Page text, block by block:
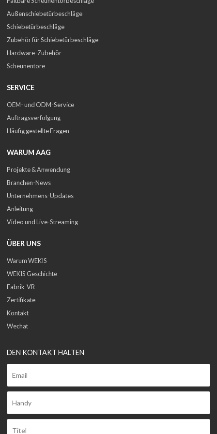
Außenschiebetürbeschläge
Schiebetürbeschläge
Zubehör für Schiebetürbeschläge
Hardware-Zubehör
Scheunentore
SERVICE
OEM- und ODM-Service
Auftragsverfolgung
Häufig gestellte Fragen
WARUM AAG
Projekte & Anwendung
Branchen-News
Unternehmens-Updates
Anleitung
Video und Live-Streaming
ÜBER UNS
Warum WEKIS
WEKIS Geschichte
Fabrik-VR
Zertifikate
Kontakt
Wechat
DEN KONTAKT HALTEN